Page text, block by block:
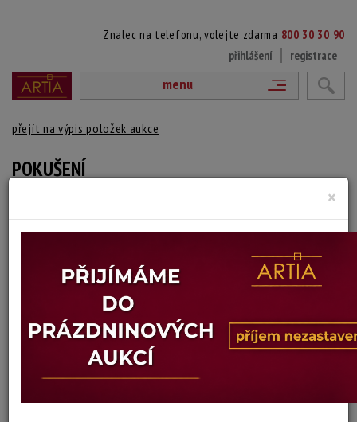
Znalec na telefonu, volejte zdarma 800 30 30 90
přihlášení
registrace
menu
přejít na výpis položek aukce
POKUŠENÍ
signováno vpravo dole, paspartováno, zaskleno, na reversu autorský
Šířka: 29 cm, výška: 49 cm, rámování: 63 x 45 cm
Stav: dobrý
16.04.2026 20:09 SELČ
×